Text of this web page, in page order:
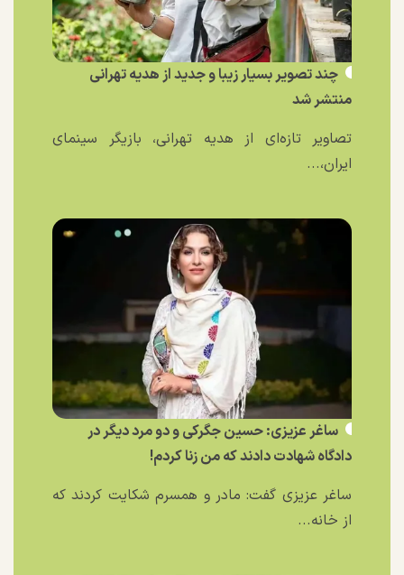
چند تصویر بسیار زیبا و جدید از هدیه تهرانی
منتشر شد
تصاویر تازه‌ای از هدیه تهرانی، بازیگر سینمای
ایران،...
ساغر عزیزی: حسین جگرکی و دو مرد دیگر در
دادگاه شهادت دادند که من زنا کردم!
ساغر عزیزی گفت: مادر و همسرم شکایت کردند که
از خانه...